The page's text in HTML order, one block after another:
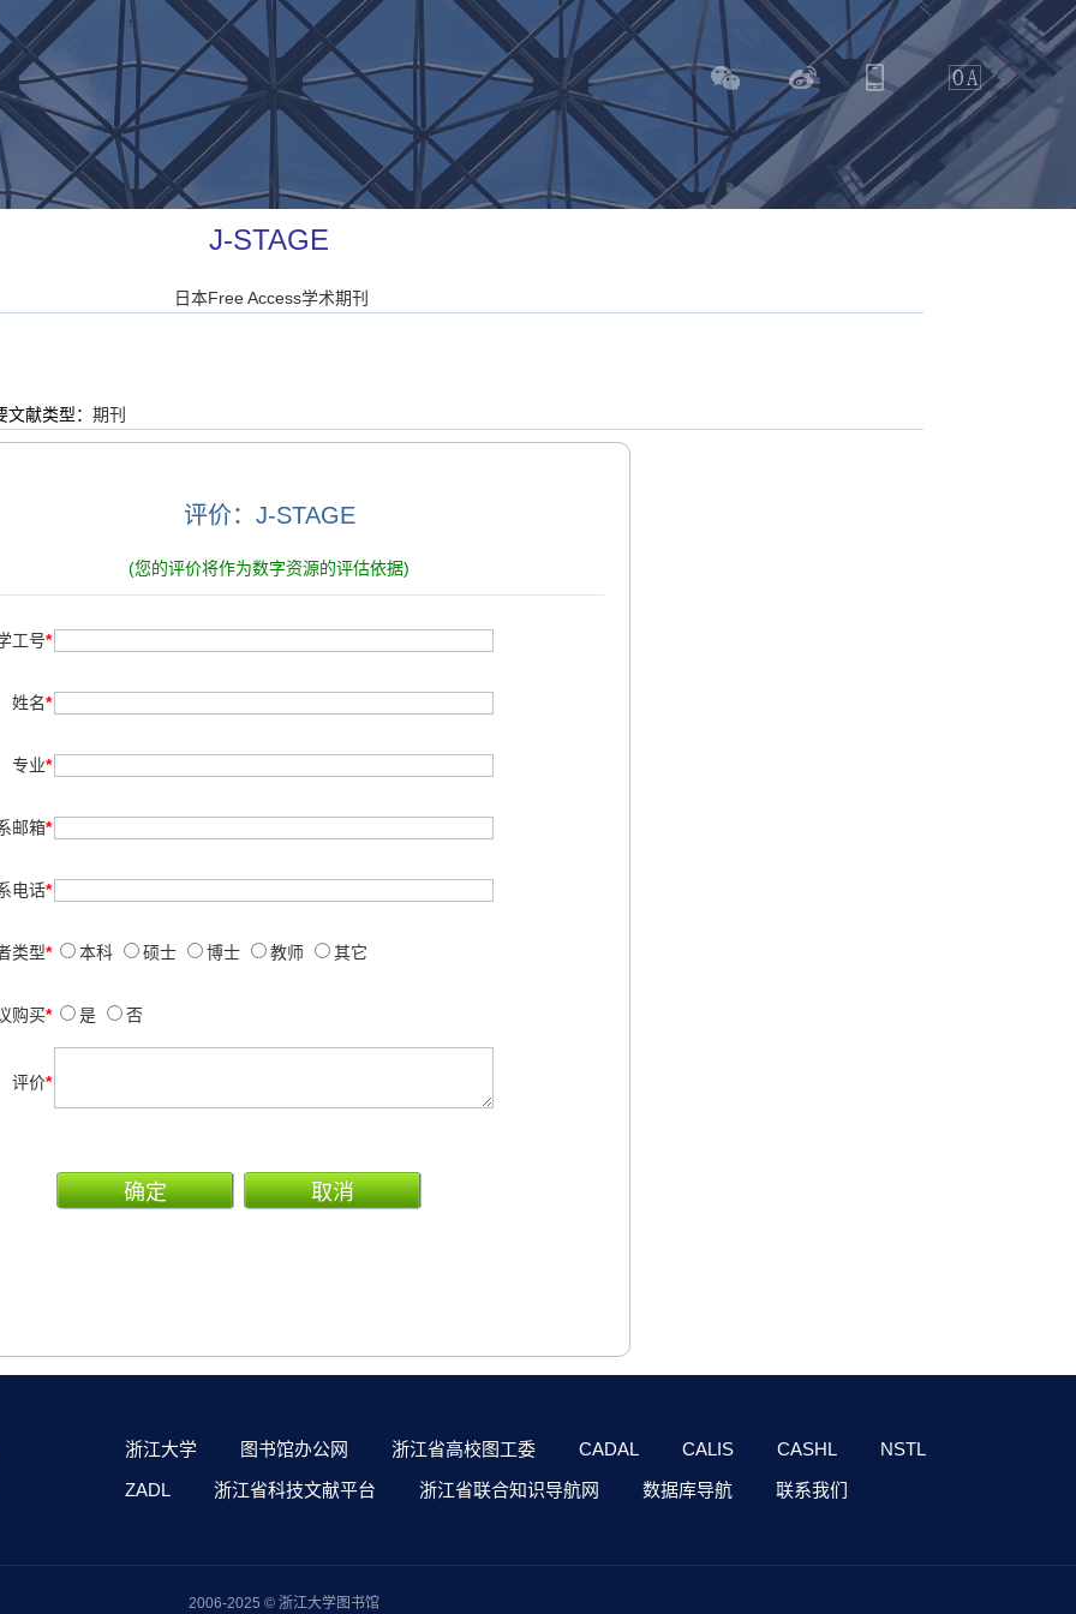
J-STAGE
日本Free Access学术期刊
文献类型： 期刊
评价：J-STAGE
(您的评价将作为数字资源的评估依据)
工号*
姓名*
专业*
邮箱*
电话*
类型* 本科 硕士 博士 教师 其它
购买* 是 否
评价*
浙江大学 图书馆办公网 浙江省高校图工委 CADAL CALIS CASHL
NSTL
ZADL
浙江省科技文献平台 浙江省联合知识导航网 数据库导航 联系我们
2006-2025 © 浙江大学图书馆